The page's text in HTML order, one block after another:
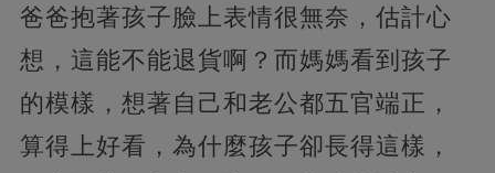
爸爸抱著孩子臉上表情很無奈，估計心
想，這能不能退貨啊？而媽媽看到孩子
的模樣，想著自己和老公都五官端正，
算得上好看，為什麼孩子卻長得這樣，